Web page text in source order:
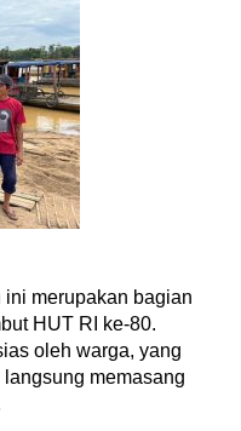
merupakan bagian
HUT RI ke-80.
oleh warga, yang
memasang